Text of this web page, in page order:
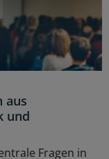
aus
und
Fragen in